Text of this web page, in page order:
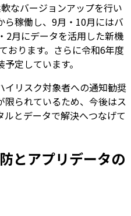
なバージョンアップを行い
ら稼働し、9月・10月にはバ
2月にデータを活用した新機
おります。さらに令和6年度
定しています。
イリスク対象者への通知勧奨
られているため、今後はス
とデータで解決へつなげて
とアプリデータの